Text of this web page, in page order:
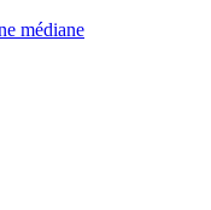
médiane